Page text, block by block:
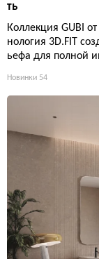
ть
Коллекция GUBI
нология 3D.FIT
ьефа для полной
Новинки 54